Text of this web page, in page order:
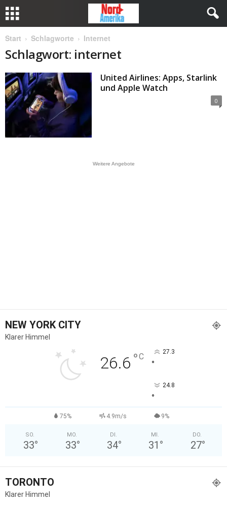
Start Schlagworte Internet
Schlagwort: internet
United Airlines: Apps, Starlink
und Apple Watch
0
Weitere Angebote
NEW YORK CITY
Klarer Himmel
26.6 °C 27.3
°
24.8
°
75% 4.9m/s 9%
SO.
33°
MO.
33°
DI.
34°
MI.
31 °
DO.
27°
TORONTO
Klarer Himmel